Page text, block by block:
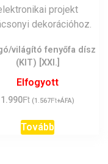
világító fenyőfa dísz
(KIT) [XXI.]
Elfogyott
1.990Ft (1.567Ft+ÁFA)
Tovább